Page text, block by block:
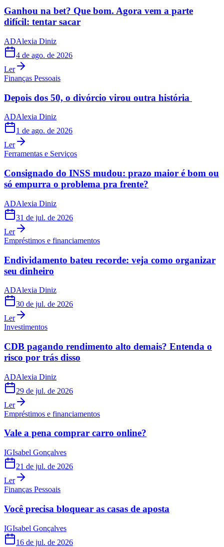
Ganhou na bet? Que bom. Agora vem a parte
difícil: tentar sacar
ADAlexia Diniz
4 de ago. de 2026
Ler
Finanças Pessoais
Depois dos 50, o divórcio virou outra história
ADAlexia Diniz
1 de ago. de 2026
Ler
Ferramentas e Serviços
Consignado do INSS mudou: prazo maior é bom ou
só empurra o problema pra frente?
ADAlexia Diniz
31 de jul. de 2026
Ler
Empréstimos e financiamentos
Endividamento bateu recorde: veja como organizar
seu dinheiro
ADAlexia Diniz
30 de jul. de 2026
Ler
Investimentos
CDB pagando rendimento alto demais? Entenda o
risco por trás disso
ADAlexia Diniz
29 de jul. de 2026
Ler
Empréstimos e financiamentos
Vale a pena comprar carro online?
IGIsabel Gonçalves
21 de jul. de 2026
Ler
Finanças Pessoais
Você precisa bloquear as casas de aposta
IGIsabel Gonçalves
16 de jul. de 2026